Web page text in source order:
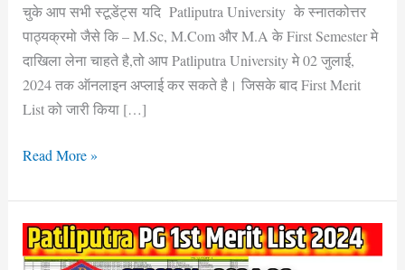
चुके आप सभी स्टूडेंट्स यदि Patliputra University के स्नातकोत्तर
पाठ्यक्रमो जैसे कि – M.Sc, M.Com और M.A के First Semester मे
दाखिला लेना चाहते है,तो आप Patliputra University मे 02 जुलाई,
2024 तक ऑनलाइन अप्लाई कर सकते है। जिसके बाद First Merit
List को जारी किया […]
Sheet
कन्फर्म
करे,
क्या
एस
का
Read More »
PPU
PG